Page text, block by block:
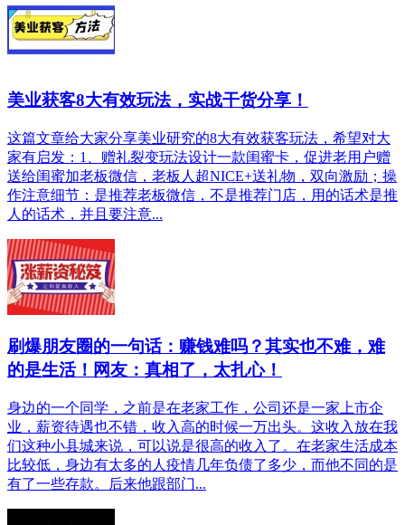
美业获客8大有效玩法，实战干货分享！
这篇文章给大家分享美业研究的8大有效获客玩法，希望对大
家有启发：1、赠礼裂变玩法设计一款闺蜜卡，促进老用户赠
送给闺蜜加老板微信，老板人超NICE+送礼物，双向激励；操
作注意细节：是推荐老板微信，不是推荐门店，用的话术是推
人的话术，并且要注意...
刷爆朋友圈的一句话：赚钱难吗？其实也不难，难
的是生活！网友：真相了，太扎心！
身边的一个同学，之前是在老家工作，公司还是一家上市企
业，薪资待遇也不错，收入高的时候一万出头。这收入放在我
们这种小县城来说，可以说是很高的收入了。在老家生活成本
比较低，身边有太多的人疫情几年负债了多少，而他不同的是
有了一些存款。后来他跟部门...